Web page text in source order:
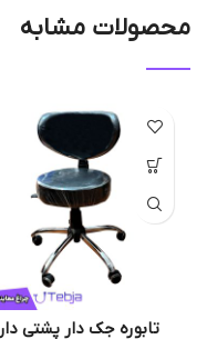
محصولات مشابه
تابوره جک دار پشتی دار